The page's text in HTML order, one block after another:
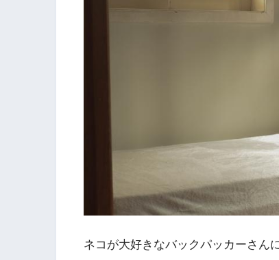
ネコが大好きなバックパッカーさん